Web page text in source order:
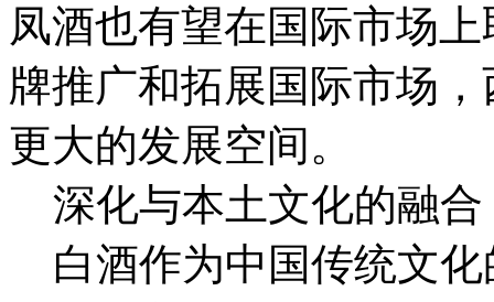
凤酒也有望在国际市场
牌推广和拓展国际市场
更大的发展空间。
深化与本土文化的融合
白酒作为中国传统文化